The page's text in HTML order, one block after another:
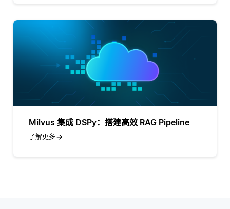
Milvus 集成 DSPy：搭建高效 RAG Pipeline
了解更多